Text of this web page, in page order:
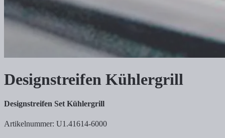
Designstreifen Kühlergrill
Designstreifen Set Kühlergrill
Artikelnummer: U1.41614-6000